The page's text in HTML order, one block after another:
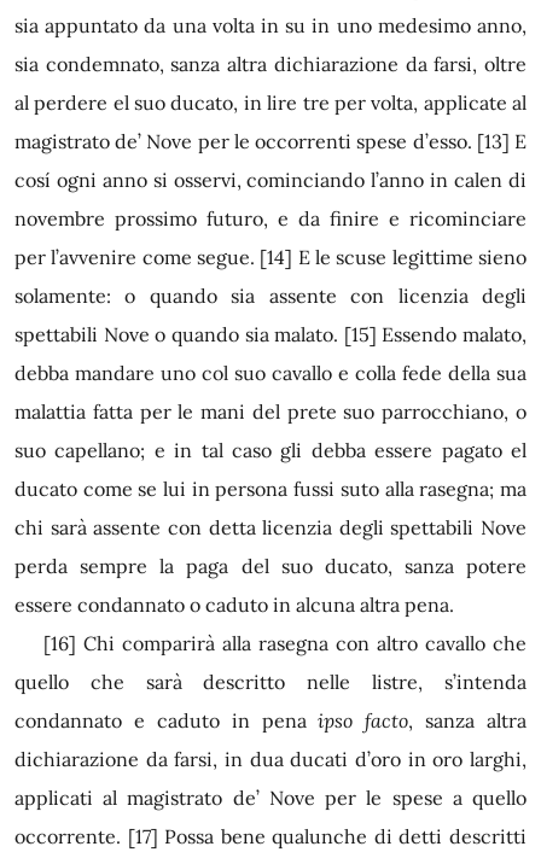
sia appuntato da una volta in su in uno medesimo anno,
sia condemnato, sanza altra dichiarazione da farsi, oltre
al perdere el suo ducato, in lire tre per volta, applicate al
magistrato de’ Nove per le occorrenti spese d’esso. [13] E
cosí ogni anno si osservi, cominciando l’anno in calen di
novembre prossimo futuro, e da finire e ricominciare
per l’avvenire come segue. [14] E le scuse legittime sieno
solamente: o quando sia assente con licenzia degli
spettabili Nove o quando sia malato. [15] Essendo malato,
debba mandare uno col suo cavallo e colla fede della sua
malattia fatta per le mani del prete suo parrocchiano, o
suo capellano; e in tal caso gli debba essere pagato el
ducato come se lui in persona fussi suto alla rasegna; ma
chi sarà assente con detta licenzia degli spettabili Nove
perda sempre la paga del suo ducato, sanza potere
essere condannato o caduto in alcuna altra pena.
[16] Chi comparirà alla rasegna con altro cavallo che
quello che sarà descritto nelle listre, s’intenda
condannato e caduto in penaipso facto, sanza altra
dichiarazione da farsi, in dua ducati d’oro in oro larghi,
applicati al magistrato de’ Nove per le spese a quello
occorrente. [17] Possa bene qualunche di detti descritti